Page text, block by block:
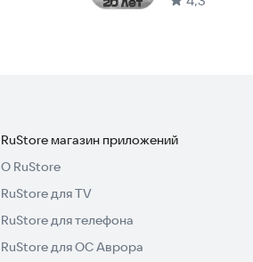
RuStore магазин приложений
О RuStore
RuStore для TV
RuStore для телефона
RuStore для ОС Аврора